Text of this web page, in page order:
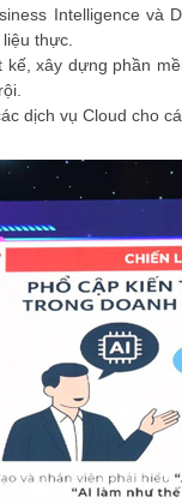
Intelligence và
thực.
kế, xây dựng phần
dịch vụ Cloud cho